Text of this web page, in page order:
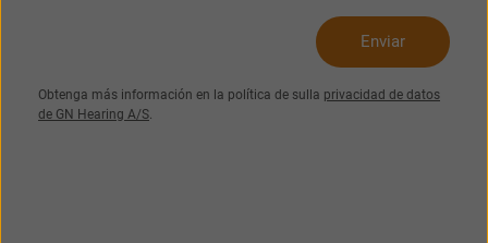
Obtenga más información en la política de sulla privacidad de datos
de GN Hearing A/S.